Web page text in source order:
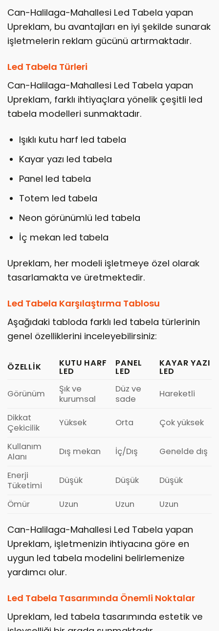
Can-Halilaga-Mahallesi Led Tabela yapan
Upreklam, bu avantajları en iyi şekilde sunarak
işletmelerin reklam gücünü artırmaktadır.
Led Tabela Türleri
Can-Halilaga-Mahallesi Led Tabela yapan
Upreklam, farklı ihtiyaçlara yönelik çeşitli led
tabela modelleri sunmaktadır.
Işıklı kutu harf led tabela
Kayar yazı led tabela
Panel led tabela
Totem led tabela
Neon görünümlü led tabela
İç mekan led tabela
Upreklam, her modeli işletmeye özel olarak
tasarlamakta ve üretmektedir.
Led Tabela Karşılaştırma Tablosu
Aşağıdaki tabloda farklı led tabela türlerinin
genel özelliklerini inceleyebilirsiniz:
ÖZELLIK KUTU HARF
LED
PANEL
LED
KAYAR YAZI
LED
Görünüm
Şık ve
kurumsal
Düz ve
sade
Hareketli
Dikkat
Çekicilik
Yüksek Orta Çok yüksek
Kullanım
Alanı
Dış mekan İç/Dış Genelde dış
Enerji
Tüketimi
Düşük Düşük Düşük
Ömür Uzun Uzun Uzun
Can-Halilaga-Mahallesi Led Tabela yapan
Upreklam, işletmenizin ihtiyacına göre en
uygun led tabela modelini belirlemenize
yardımcı olur.
Led Tabela Tasarımında Önemli Noktalar
Upreklam, led tabela tasarımında estetik ve